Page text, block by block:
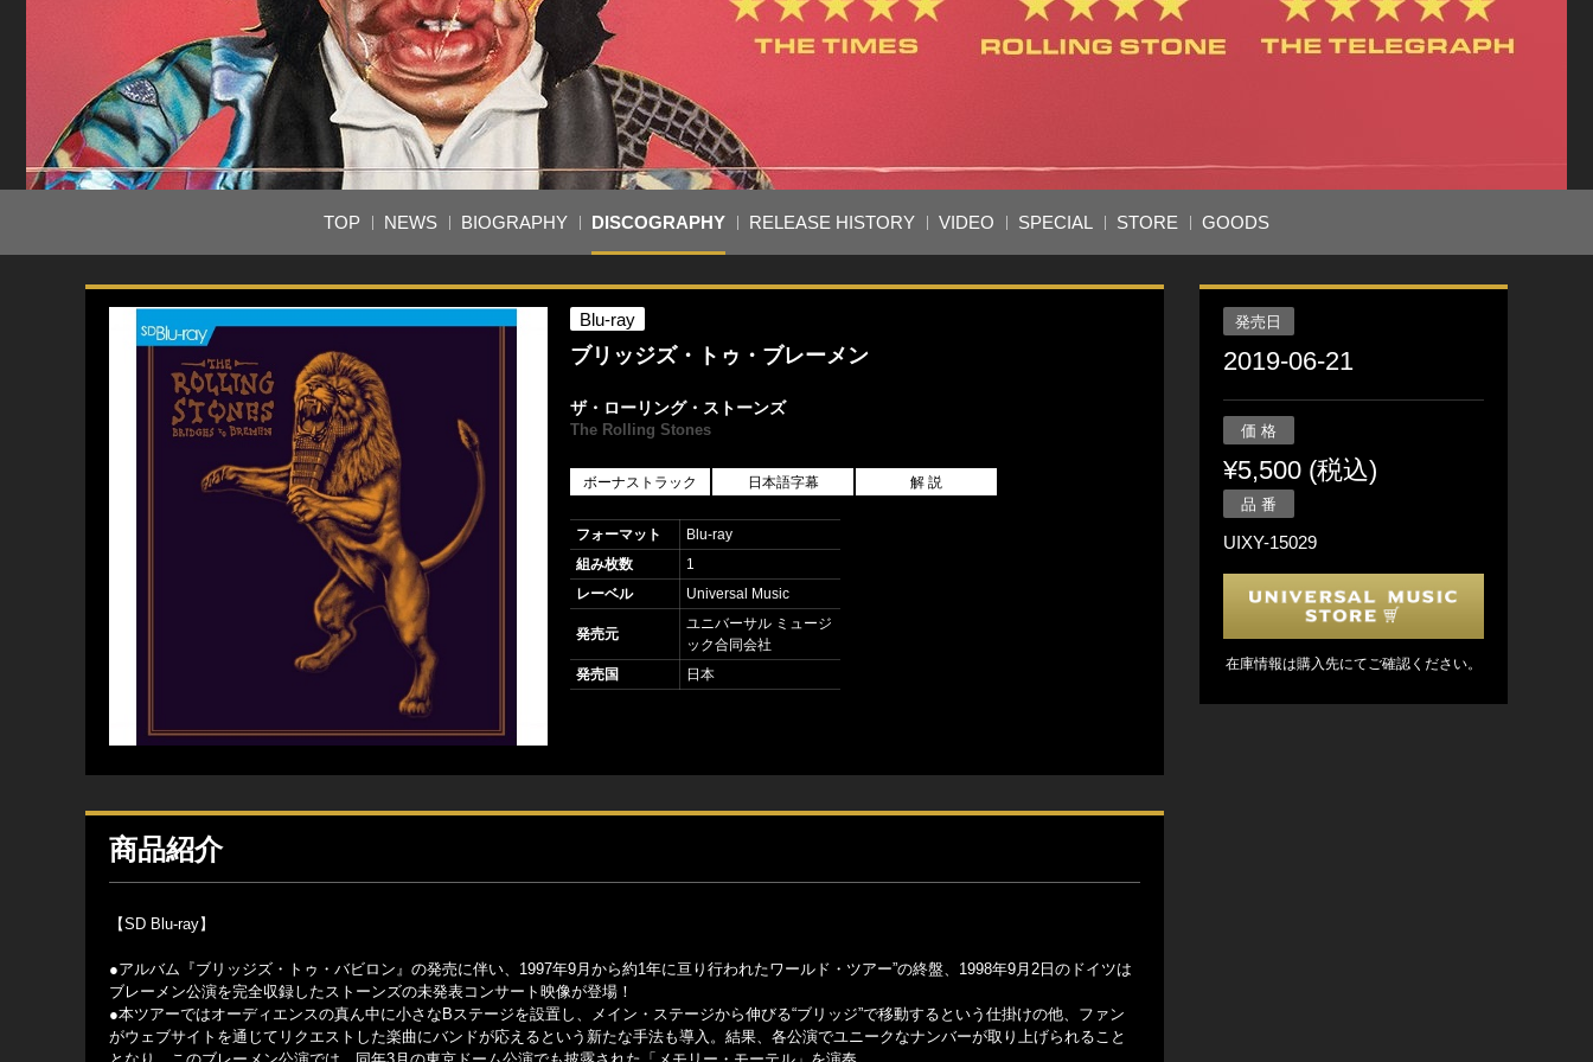
TOP NEWS BIOGRAPHY DISCOGRAPHY RELEASE HISTORY VIDEO SPECIAL STORE GOODS
Blu-ray
ブリッジズ・トゥ・ブレーメン
ザ・ローリング・ストーンズ
The Rolling Stones
ボーナストラック 日本語字幕 解 説
フォーマット
Blu-ray
組み枚数
1
レーベル
Universal Music
発売元
ユニバーサル ミュージ
ック合同会社
発売国
日本
商品紹介
【SD Blu-ray】
●アルバム『ブリッジズ・トゥ・バビロン』の発売に伴い、1997年9月から約1年に亘り行われたワールド・ツアー”の終盤、1998年9月2日のドイツは
ブレーメン公演を完全収録したストーンズの未発表コンサート映像が登場！
●本ツアーではオーディエンスの真ん中に小さなBステージを設置し、メイン・ステージから伸びる“ブリッジ”で移動するという仕掛けの他、ファン
がウェブサイトを通じてリクエストした楽曲にバンドが応えるという新たな手法も導入。結果、各公演でユニークなナンバーが取り上げられること
発売日
2019-06-21
価 格
¥5,500 (税込)
品 番
UIXY-15029
在庫情報は購入先にてご確認ください。